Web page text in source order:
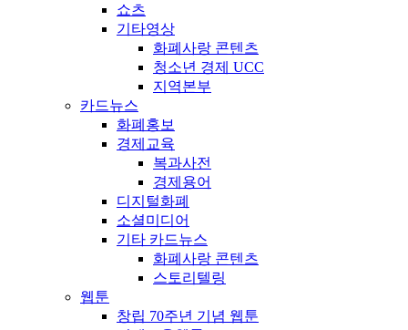
쇼츠
기타영상
화폐사랑 콘텐츠
청소년 경제 UCC
지역본부
카드뉴스
화폐홍보
경제교육
복과사전
경제용어
디지털화폐
소셜미디어
기타 카드뉴스
화폐사랑 콘텐츠
스토리텔링
웹툰
창립 70주년 기념 웹툰